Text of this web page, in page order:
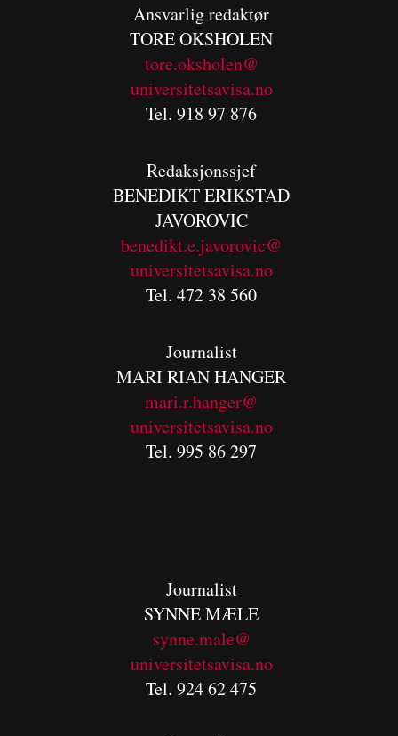
Ansvarlig redaktør
TORE OKSHOLEN
tore.oksholen@
universitetsavisa.no
Tel. 918 97 876
Redaksjonssjef
BENEDIKTERIKSTAD
JAVOROVIC
benedikt.e.javorovic@
universitetsavisa.no
Tel. 472 38 560
Journalist
MARI RIAN HANGER
mari.r.hanger@
universitetsavisa.no
Tel. 995 86 297
Journalist
SYNNE MÆLE
synne.male@
universitetsavisa.no
Tel. 924 62 475